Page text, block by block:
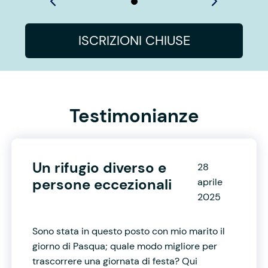
ISCRIZIONI CHIUSE
Testimonianze
Un rifugio diverso e
persone eccezionali
28
aprile
2025
Sono stata in questo posto con mio marito il
giorno di Pasqua; quale modo migliore per
trascorrere una giornata di festa? Qui